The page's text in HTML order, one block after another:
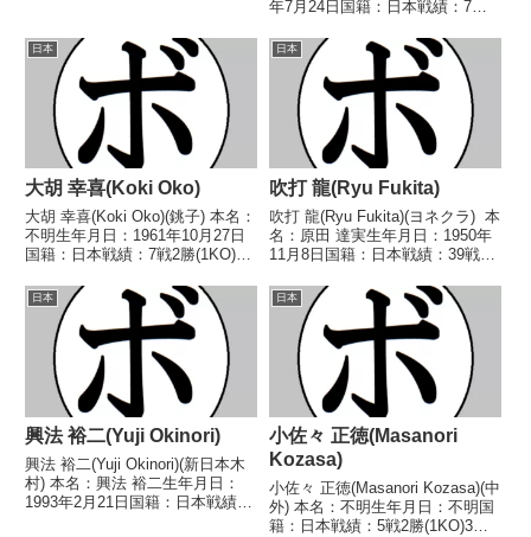
●2RKO 加藤 憲治(パル
ン)1970/06/24 ○...
年7月24日国籍：日本戦績：7戦4
し 【戦歴】1967/08/02
○3RKO 藤盛 誠一(帝
拳)1967/09/14...
日本
大胡 幸喜(Koki Oko)
大胡 幸喜(Koki Oko)(銚子) 本名：
不明生年月日：1961年10月27日
国籍：日本戦績：7戦2勝(1KO)5
歴】1983/03/21 ○2RTKO 半田
国人(新日本宇都宮)■1983年度東
日本ライト...
日本
吹打 龍(Ryu Fukita)
吹打 龍(Ryu Fukita)(ヨネクラ) 本
名：原田 達実生年月日：1950年
11月8日国籍：日本戦績：39戦22
ル】1973年度全日本フェザー級
新人王第15代OPBF東洋太平洋ス
ーパーフェザー...
日本
興法 裕二(Yuji Okinori)
興法 裕二(Yuji Okinori)(新日本木
村) 本名：興法 裕二生年月日：
1993年2月21日国籍：日本戦績：
日本
小佐々 正徳(Masanori
Kozasa)
小佐々 正徳(Masanori Kozasa)(中
外) 本名：不明生年月日：不明国
籍：日本戦績：5戦2勝(1KO)3